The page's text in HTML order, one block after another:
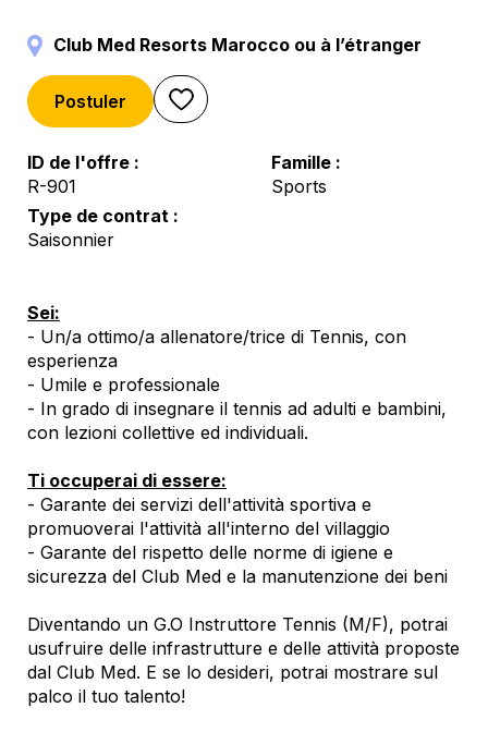
Club Med Resorts Marocco ou à l’étranger
Postuler
ID de l'offre
R-901
Famille
Sports
Type de contrat
Saisonnier
Sei:
- Un/a ottimo/a allenatore/trice di Tennis, con
esperienza
- Umile e professionale
- In grado di insegnare il tennis ad adulti e bambini,
con lezioni collettive ed individuali.
Ti occuperai di essere:
- Garante dei servizi dell'attività sportiva e
promuoverai l'attività all'interno del villaggio
- Garante del rispetto delle norme di igiene e
sicurezza del Club Med e la manutenzione dei beni
Diventando un G.O Instruttore Tennis (M/F), potrai
usufruire delle infrastrutture e delle attività proposte
dal Club Med. E se lo desideri, potrai mostrare sul
palco il tuo talento!